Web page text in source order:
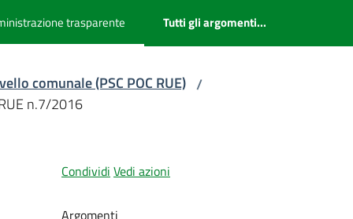
trasparente
selezionato Tutti gli argomenti...
comunale (PSC POC RUE) /
n.7/2016
Condividi Vedi azioni
Argomenti